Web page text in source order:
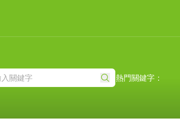
熱門關鍵字：